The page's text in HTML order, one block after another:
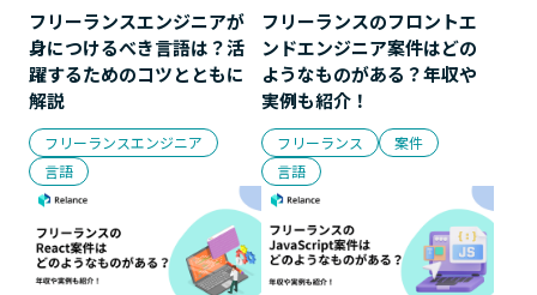
フリーランスエンジニアが
身につけるべき言語は？活
躍するためのコツとともに
解説
フリーランスエンジニア
言語
フリーランスのフロントエ
ンドエンジニア案件はどの
ようなものがある？年収や
実例も紹介！
フリーランス
案件
言語